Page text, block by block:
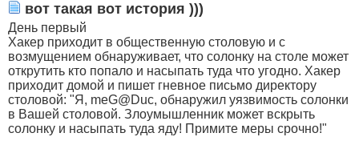
вот такая вот история )))
День первый
Хакер приходит в общественную столовую и с
возмущением обнаруживает, что солонку на столе может
открутить кто попало и насыпать туда что угодно. Хакер
приходит домой и пишет гневное письмо директору
столовой: "Я, meG@Duc, обнаружил уязвимость солонки
в Вашей столовой. Злоумышленник может вскрыть
солонку и насыпать туда яду! Примите меры срочно!"